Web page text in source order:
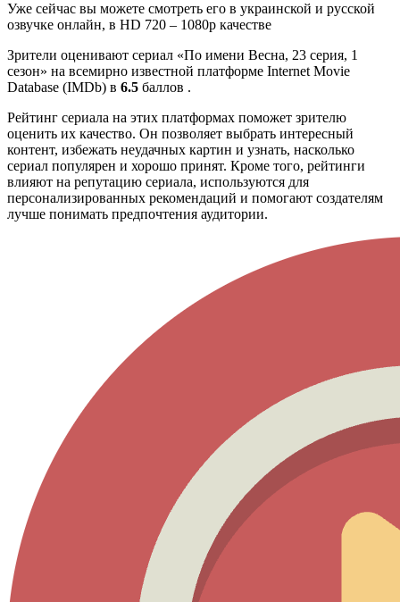
Уже сейчас вы можете смотреть его в украинской и русской
озвучке онлайн, в HD 720 – 1080p качестве
Зрители оценивают сериал «По имени Весна, 23 серия, 1
сезон» на всемирно известной платформе Internet Movie
Database (IMDb) в 6.5 баллов .
Рейтинг сериала на этих платформах поможет зрителю
оценить их качество. Он позволяет выбрать интересный
контент, избежать неудачных картин и узнать, насколько
сериал популярен и хорошо принят. Кроме того, рейтинги
влияют на репутацию сериала, используются для
персонализированных рекомендаций и помогают создателям
лучше понимать предпочтения аудитории.